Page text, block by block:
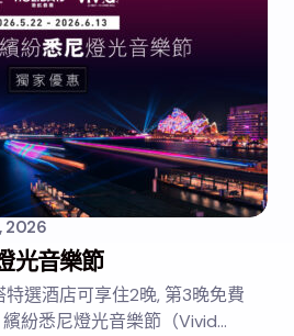
2026
光音樂節
選酒店可享住2晚, 第3晚免費
紛悉尼燈光音樂節（Vivid…